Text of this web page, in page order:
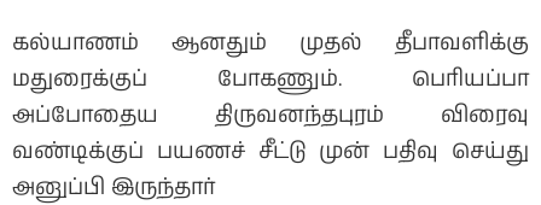
கல்யாணம் ஆனதும் முதல் தீபாவளிக்கு
மதுரைக்குப் போகணும். பெரியப்பா
அப்போதைய திருவனந்தபுரம் விரைவு
வண்டிக்குப் பயணச் சீட்டு முன் பதிவு செய்து
அனுப்பி இருந்தார்